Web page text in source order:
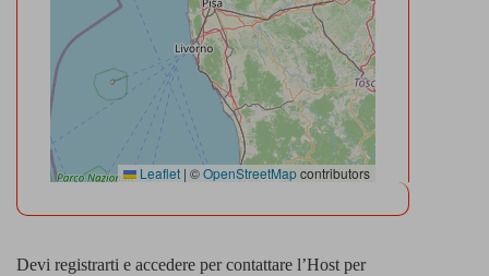
Leaflet | ©OpenStreetMapcontributors
Devi registrarti e accedere per contattare l’Host per